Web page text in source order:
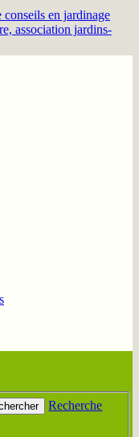
Recherche